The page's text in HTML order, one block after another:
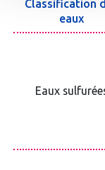
Classification
eaux
Eaux